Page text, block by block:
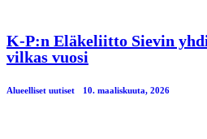
K-P:n Eläkeliitto Sievin
vilkas vuosi
Alueelliset uutiset 10. maaliskuuta, 2026